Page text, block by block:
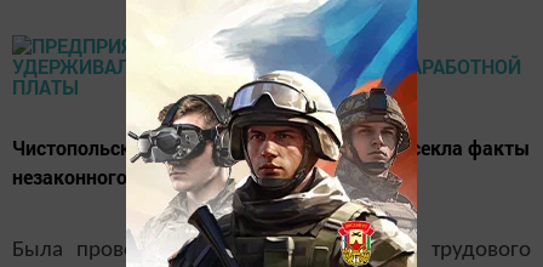
Чистопольская городская прокуратура пресекла факты
незаконного удержания денежных средств.
Была проведена проверка исполнения трудового